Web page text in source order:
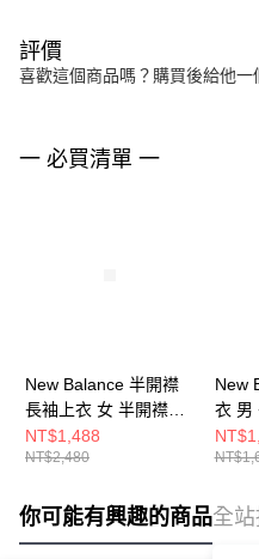
評價
喜歡這個商品嗎？購買後給他一
一 必買清單 一
New Balance 半開襟
長袖上衣 女 半開襟上
衣 WT43200EAT-F
NT$1,488
NT$2,480
New
衣 男
你可能有興趣的商品全